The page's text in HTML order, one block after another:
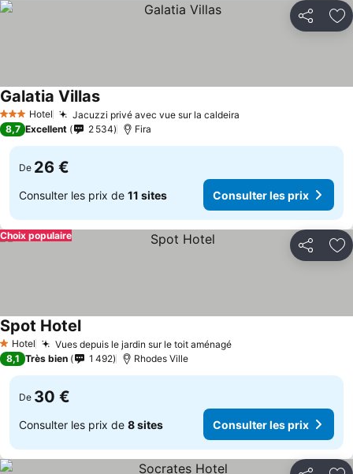
Partager
3 ÉtoilesHotel Jacuzzi privé avec vue sur la caldeira
Galatia Villas
8,7 Excellent 2 534 Fira
De 26 €
Consulter les prix de 11 sites Consulter les prix
Partager
Choix populaire
1 Étoiles
Hotel Vues depuis le jardin sur le toit aménagé
Spot Hotel
8,1 Très bien 1 492 Rhodes Ville
De 30 €
Consulter les prix de 8 sites Consulter les prix